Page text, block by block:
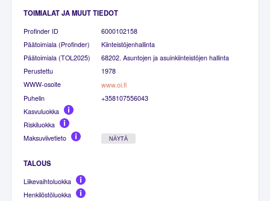
TOIMIALAT JA MUUT TIEDOT
Profinder ID
6000102158
Päätoimiala (Profinder)
Kiinteistöjenhallinta
Päätoimiala (TOL2025)
68202. Asuntojen ja asuinkiinteistöjen hallinta
Perustettu
1978
WWW-osoite
www.oi.fi
Puhelin
+358107556043
Kasvuluokka
Riskiluokka
Maksuviivetieto
NÄYTÄ
TALOUS
Liikevaihtoluokka
Henkilöstöluokka